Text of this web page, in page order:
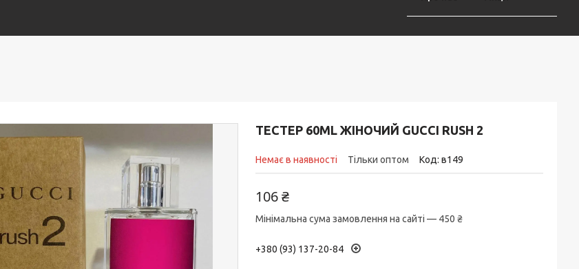
ТЕСТЕР 60ML ЖІНОЧИЙ GUCCI RUSH 2
Немає в наявності Тільки оптом Код: в149
106 ₴
Мінімальна сума замовлення на сайті — 450 ₴
+380 (93) 137-20-84